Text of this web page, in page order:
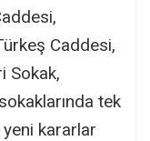
Caddesi,
Sokak,
tek
yeni kararlar